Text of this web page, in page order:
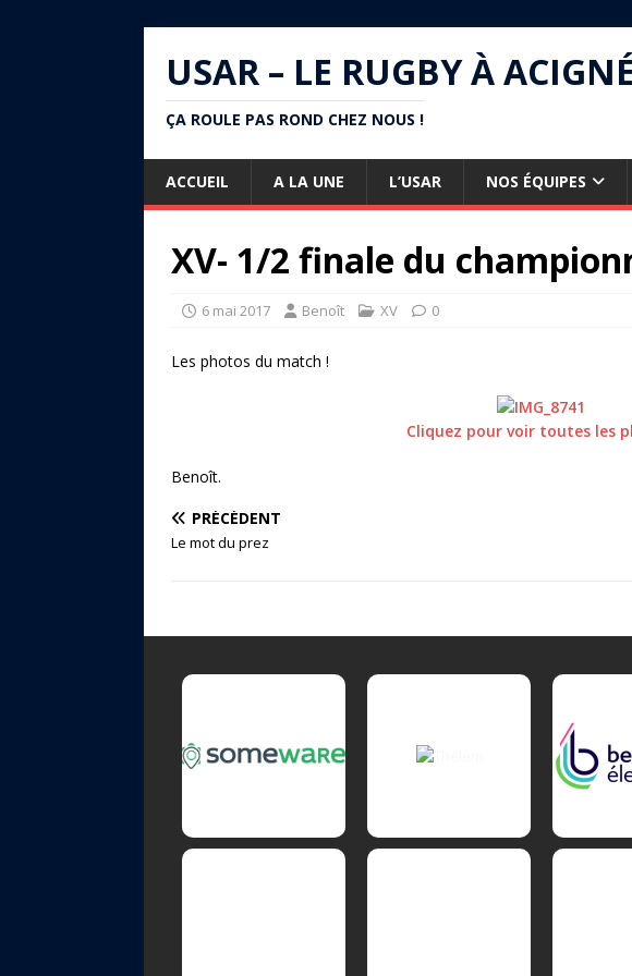
USAR – LE RUGBY À ACIGNÉ
ÇA ROULE PAS ROND CHEZ NOUS !
ACCUEIL A LA UNE L’USAR NOS ÉQUIPES
XV- 1/2 finale du
6 mai 2017 Benoît XV 0
Les photos du match !
Cliquez pour voir toutes les
Benoît.
PRÉCÉDENT
Le mot du prez